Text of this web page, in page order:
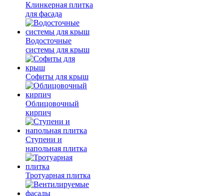
Клинкерная плитка
для фасада
Водосточные
системы для крыш
Софиты для крыш
Облицовочный
кирпич
Ступени и
напольная плитка
Тротуарная плитка